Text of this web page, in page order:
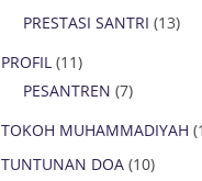
PRESTASI SANTRI (13)
PROFIL (11)
PESANTREN (7)
TOKOH MUHAMMADIYAH
TUNTUNAN DOA (10)